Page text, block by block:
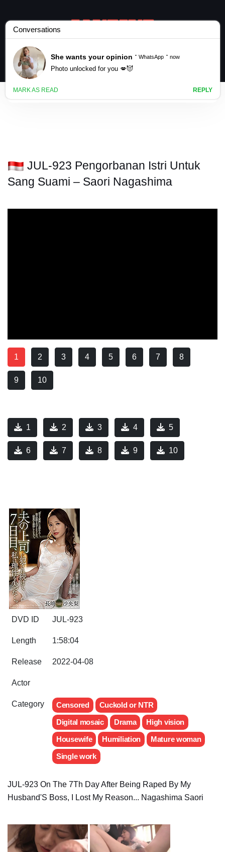
JUL-923 Pengorbanan Istri Untuk
Sang Suami – Saori Nagashima
1 2 3 4 5 6 7 8
9 10
1 2 3 4 5
6 7 8 9 10
DVD ID JUL-923
Length 1:58:04
Release 2022-04-08
Actor
Category Censored
Cuckold or NTR
Digital mosaic
Drama
High vision
Housewife
Humiliation
Mature woman
Single work
JUL-923 On The 7Th Day After Being Raped By My
Husband'S Boss, I Lost My Reason... Nagashima Saori